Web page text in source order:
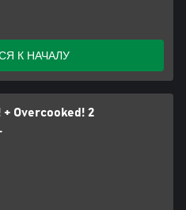
К НАЧАЛУ
Overcooked! 2